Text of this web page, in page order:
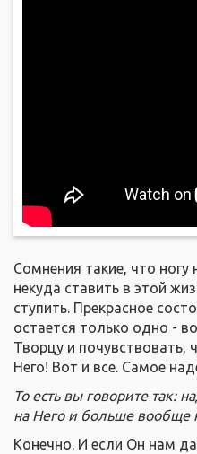
Сомнения такие, что ногу
некуда ставить в этой
ступить. Прекрасное
остается только одно -
Творцу и почувствовать,
Него! Вот и все. Самое
То есть вы говорите так:
на Него и больше вообще
Конечно. И если Он нам